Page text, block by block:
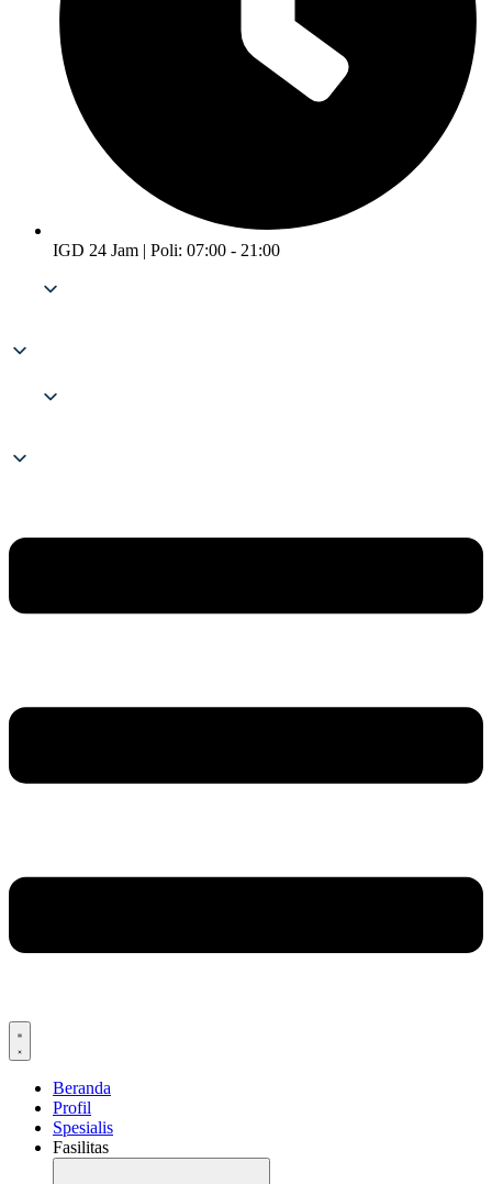
IGD 24 Jam | Poli: 07:00 - 21:00
Beranda
Profil
Spesialis
Fasilitas